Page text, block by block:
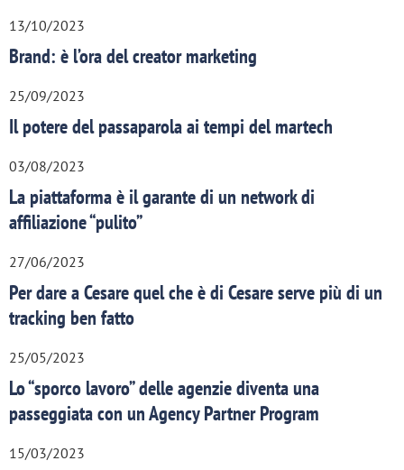
13/10/2023
Brand: è l’ora del creator marketing
25/09/2023
Il potere del passaparola ai tempi del martech
03/08/2023
La piattaforma è il garante di un network di
affiliazione “pulito”
27/06/2023
Per dare a Cesare quel che è di Cesare serve più di un
tracking ben fatto
25/05/2023
Lo “sporco lavoro” delle agenzie diventa una
passeggiata con un Agency Partner Program
15/03/2023